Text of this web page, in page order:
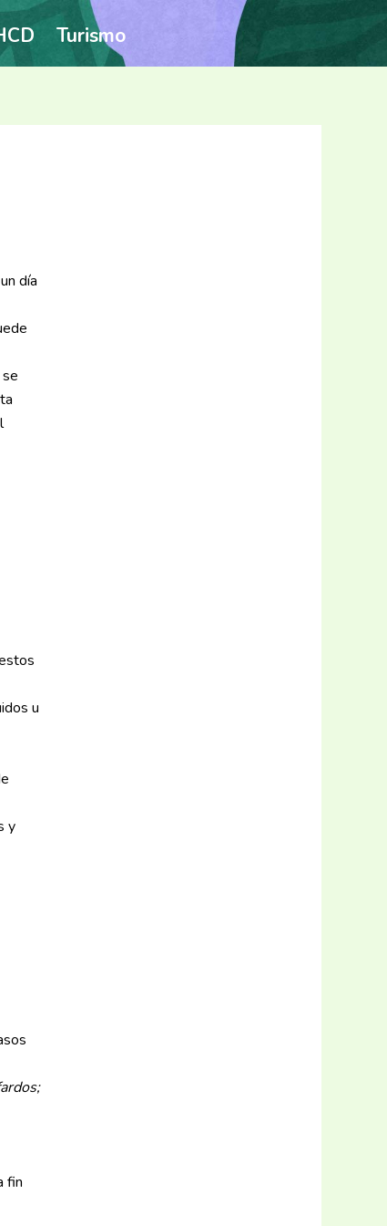
Turismo
día
u
y
fin